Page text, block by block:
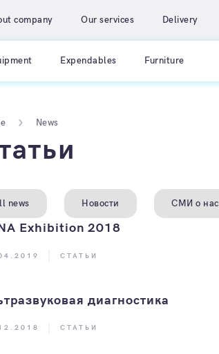
company Our services Delivery
Expendables Furniture
News
news Новости СМИ о нас
Exhibition 2018
СТАТЬИ
диагностика
СТАТЬИ